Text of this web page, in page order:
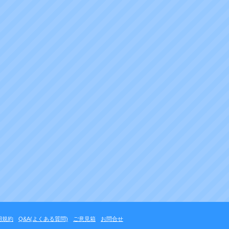
規約 Q&A(よくある質問) ご意見箱 お問合せ